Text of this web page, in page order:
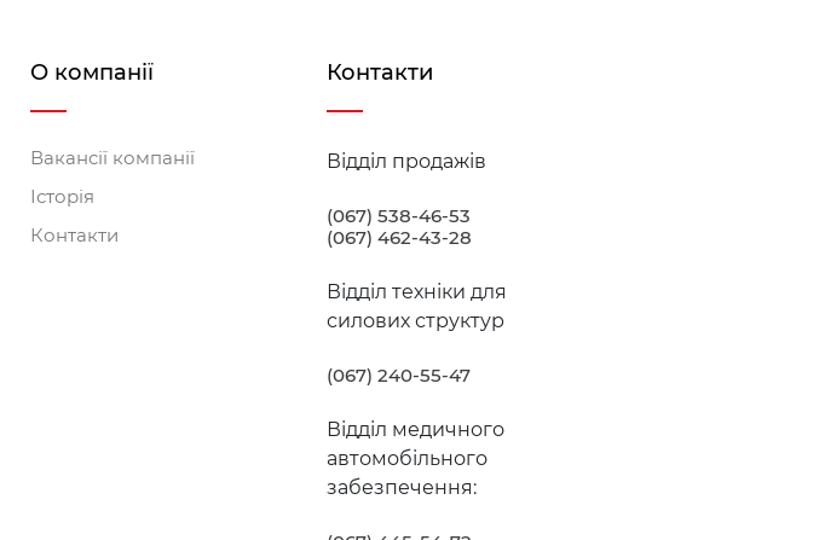
О компанії
Вакансії компанії
Історія
Контакти
Контакти
Відділ продажів
(067) 538-46-53
(067) 462-43-28
Відділ техніки для
силових структур
(067) 240-55-47
Відділ медичного
автомобільного
забезпечення: